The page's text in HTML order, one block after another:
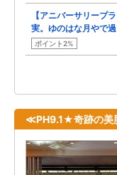
【アニバーサリープ
実。ゆのはな月やで
ポイント2%
≪PH9.1★奇跡の美